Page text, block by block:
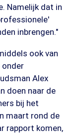
Namelijk dat in
inbrengen."
ook van
onder
Alex
doen naar de
bij het
maart rond de
rapport komen,